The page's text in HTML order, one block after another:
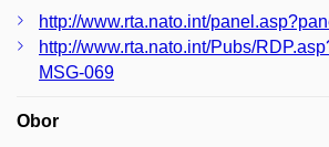
http://www.rta.nato.int/
http://www.rta.nato.int/Pubs/
MSG-069
Obor